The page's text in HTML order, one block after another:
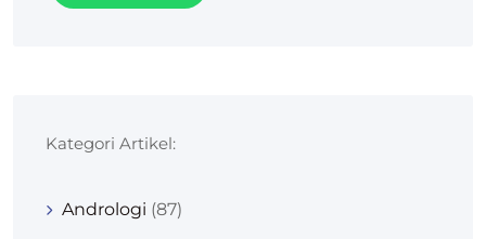
Kategori Artikel:
Andrologi (87)